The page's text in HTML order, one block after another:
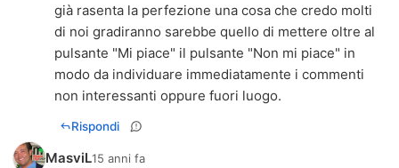
già rasenta la perfezione una cosa che credo molti
di noi gradiranno sarebbe quello di mettere oltre al
pulsante "Mi piace" il pulsante "Non mi piace" in
modo da individuare immediatamente i commenti
non interessanti oppure fuori luogo.
Rispondi
MasviL15 anni fa